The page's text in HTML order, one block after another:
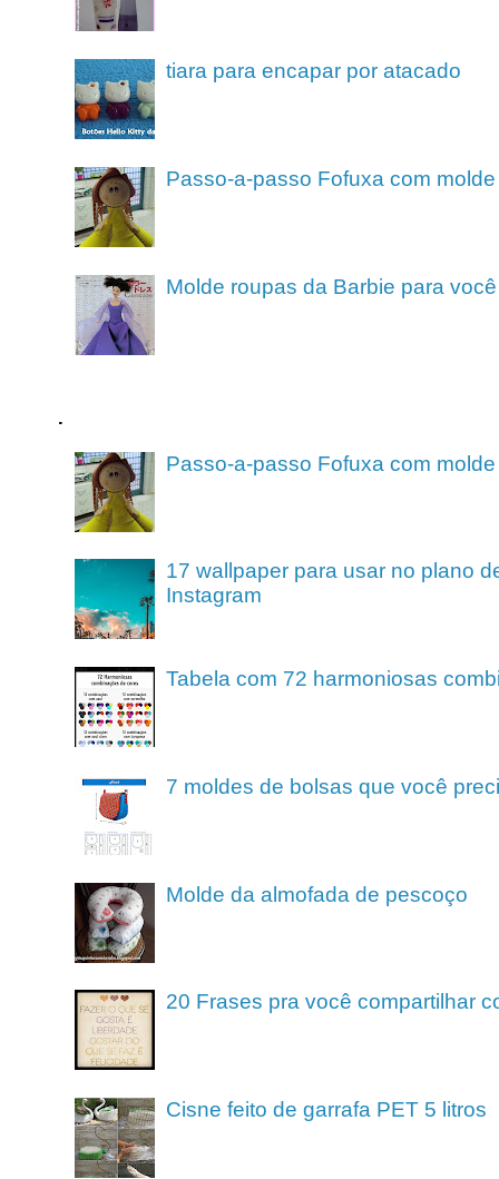
tiara para encapar por atacado
Passo-a-passo Fofuxa com molde
Molde roupas da Barbie para
.
Passo-a-passo Fofuxa com molde
17 wallpaper para usar no plano
Instagram
Tabela com 72 harmoniosas
7 moldes de bolsas que você
Molde da almofada de pescoço
20 Frases pra você compartilhar
Cisne feito de garrafa PET 5 litros